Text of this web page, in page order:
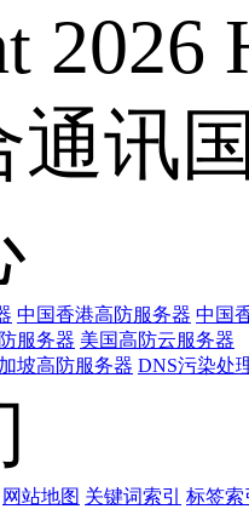
2026
通讯
中国香港高防服务器 中国
服务器 美国高防云服务器
坡高防服务器 DNS污染处
网站地图 关键词索引 标签索